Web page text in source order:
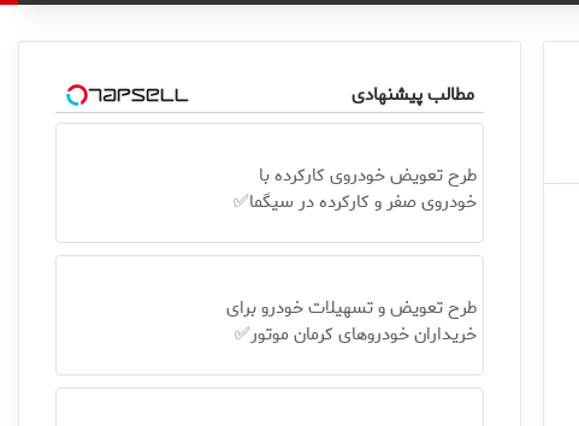
برای
مطالب پیشنهادی
طرح تعویض خودروی کارکرده با
خودروی صفر و کارکرده در سیگما✅
طرح تعویض و تسهیلات خودرو برای
خریداران خودروهای کرمان موتور✅